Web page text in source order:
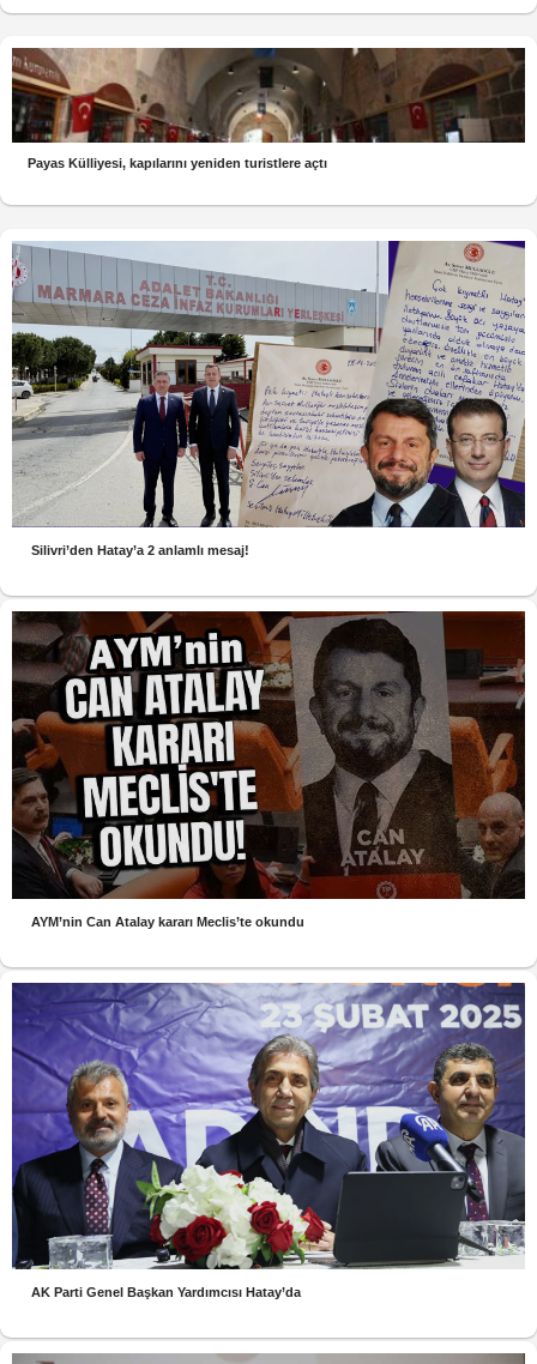
Payas Külliyesi, kapılarını yeniden turistlere açtı
Silivri’den Hatay’a 2 anlamlı mesaj!
AYM’nin Can Atalay kararı Meclis’te okundu
AK Parti Genel Başkan Yardımcısı Hatay’da